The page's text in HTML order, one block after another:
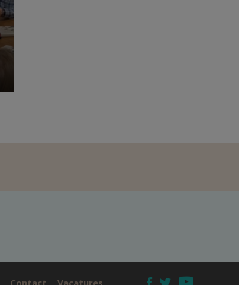
Vacatures
Contact